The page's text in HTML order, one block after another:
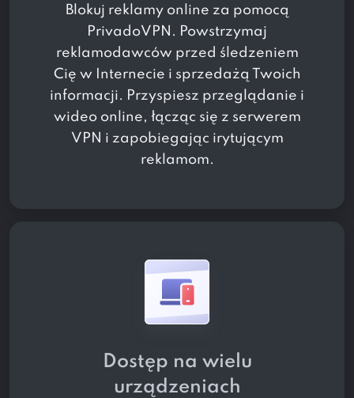
Blokuj reklamy online za pomocą
PrivadoVPN. Powstrzymaj
reklamodawców przed śledzeniem
Cię w Internecie i sprzedażą Twoich
informacji. Przyspiesz przeglądanie i
wideo online, łącząc się z serwerem
VPN i zapobiegając irytującym
reklamom.
Dostęp na wielu
urządzeniach